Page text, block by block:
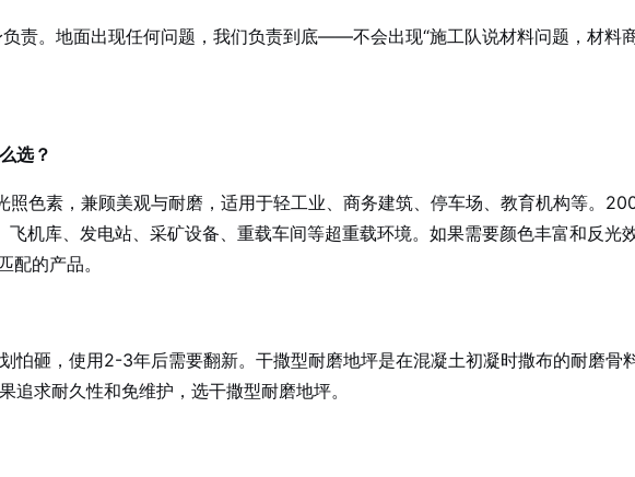
责。地面出现任何问题，我们负责到底——不会出现“施工队说材料问题，材料商
选？
色素，兼顾美观与耐磨，适用于轻工业、商务建筑、停车场、教育机构等。
机库、发电站、采矿设备、重载车间等超重载环境。如果需要颜色丰富和反光
的产品。
怕砸，使用2-3年后需要翻新。干撒型耐磨地坪是在混凝土初凝时撒布的耐磨骨
求耐久性和免维护，选干撒型耐磨地坪。